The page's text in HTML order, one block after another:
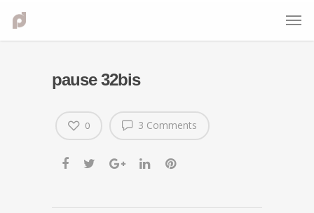
pause 32bis
3 Comments
0